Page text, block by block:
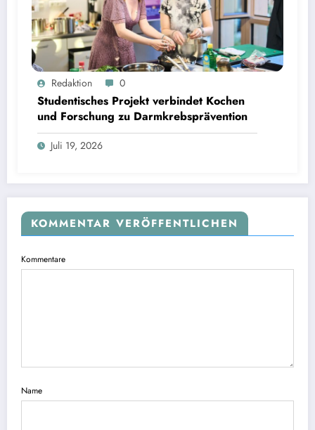
Studentisches Projekt verbindet Kochen und Forschung zu Darmkrebsprävention | Bild:
Fabian Vogl / TUM
Redaktion 0
Studentisches Projekt verbindet Kochen
und Forschung zu Darmkrebsprävention
Juli 19, 2026
KOMMENTAR VERÖFFENTLICHEN
Kommentare
Name